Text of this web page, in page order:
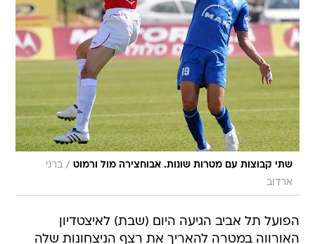
שתי קבוצות עם מטרות שונות. אבוחצירה מול ורמוט / ברני
ארדוב
הפועל תל אביב הגיעה היום (שבת) לאיצטדיון
האורווה במטרה להאריך את רצף הניצחונות שלה